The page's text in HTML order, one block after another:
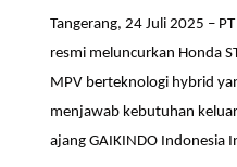
Tangerang, 24 Juli 2025 –
resmi meluncurkan Honda
MPV berteknologi hybrid
menjawab kebutuhan
ajang GAIKINDO Indonesia